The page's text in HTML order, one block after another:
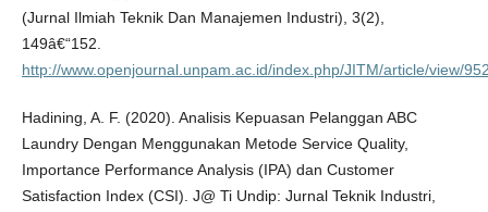
(Jurnal Ilmiah Teknik Dan Manajemen Industri), 3(2),
149â€“152.
http://www.openjournal.unpam.ac.id/index.php/JITM/article/view/
Hadining, A. F. (2020). Analisis Kepuasan Pelanggan ABC
Laundry Dengan Menggunakan Metode Service Quality,
Importance Performance Analysis (IPA) dan Customer
Satisfaction Index (CSI). J@ Ti Undip: Jurnal Teknik Industri,